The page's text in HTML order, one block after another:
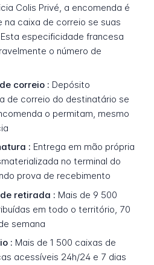
Colis Privé, a encomenda é
caixa de correio se suas
especificidade francesa
o número de
correio : Depósito
de correio do destinatário se
o permitam, mesmo
: Entrega em mão própria
no terminal do
prova de recebimento
retirada : Mais de 9 500
em todo o território, 70
semana
: Mais de 1 500 caixas de
acessíveis 24h/24 e 7 dias